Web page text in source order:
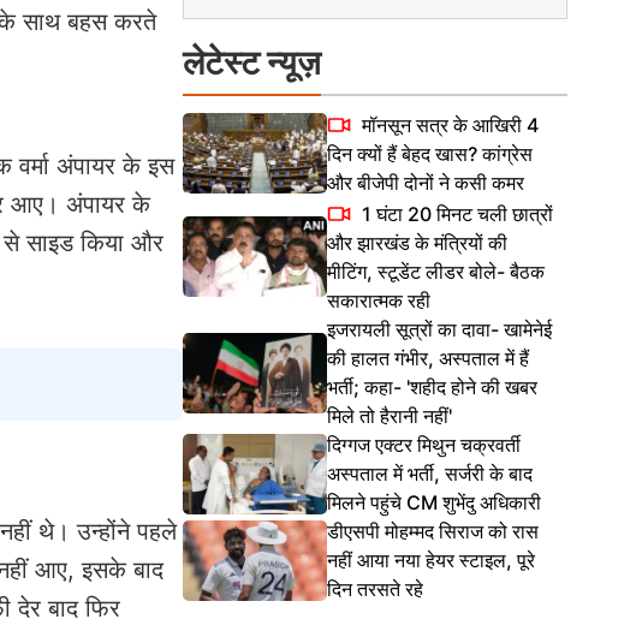
के साथ बहस करते
वर्मा अंपायर के इस
आए। अंपायर के
साइड किया और
थे। उन्होंने पहले
आए, इसके बाद
बाद फिर
लेटेस्ट न्यूज़
मॉनसून सत्र के आखिरी 4
दिन क्यों हैं बेहद खास? कांग्रेस
और बीजेपी दोनों ने कसी कमर
1 घंटा 20 मिनट चली छात्रों
और झारखंड के मंत्रियों की
मीटिंग, स्टूडेंट लीडर बोले- बैठक
सकारात्मक रही
इजरायली सूत्रों का दावा- खामेनेई
की हालत गंभीर, अस्पताल में हैं
भर्ती; कहा- 'शहीद होने की खबर
मिले तो हैरानी नहीं'
दिग्गज एक्टर मिथुन चक्रवर्ती
अस्पताल में भर्ती, सर्जरी के बाद
मिलने पहुंचे CM शुभेंदु अधिकारी
डीएसपी मोहम्मद सिराज को रास
नहीं आया नया हेयर स्टाइल, पूरे
दिन तरसते रहे